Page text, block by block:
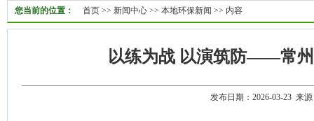
您当前的位置： 首页 >> 新闻中心 >> 本地环保新闻 >> 内容
以练为战 以演筑防——常
发布日期：2026-03-23 来